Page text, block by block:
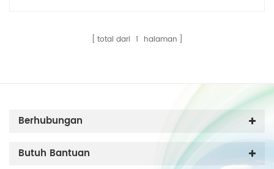
total dari 1 halaman
Berhubungan
Butuh Bantuan